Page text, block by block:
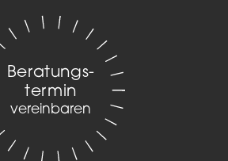
Beratungs­
termin
vereinbaren